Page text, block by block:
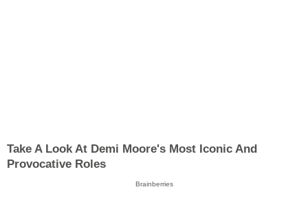
Take A Look At Demi Moore's Most Iconic And
Provocative Roles
Brainberries